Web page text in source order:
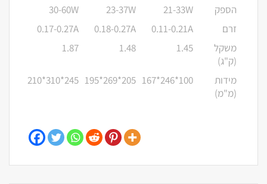
הספק 21-33W
23-37W
30-60W
זרם
0.11-0.21A
0.18-0.27A
0.17-0.27A
משקל
(ק"ג)
1.45
1.48
1.87
מידות
(מ"מ)
100*246*167
205*269*195
245*310*210